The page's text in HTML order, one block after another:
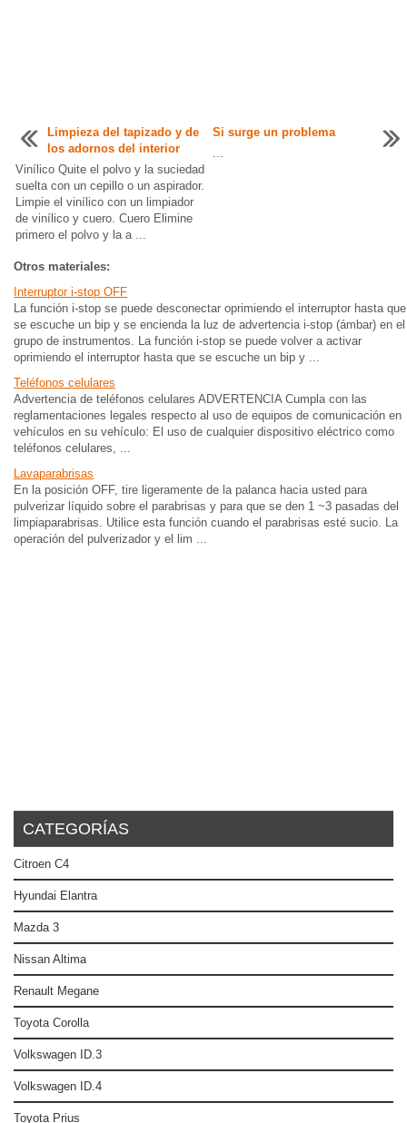
Limpieza del tapizado y de
los adornos del interior
Vinílico Quite el polvo y la suciedad
suelta con un cepillo o un aspirador.
Limpie el vinílico con un limpiador
de vinílico y cuero. Cuero Elimine
primero el polvo y la a ...
Si surge un problema
...
Otros materiales:
Interruptor i-stop OFF
La función i-stop se puede desconectar oprimiendo el interruptor hasta que
se escuche un bip y se encienda la luz de advertencia i-stop (ámbar) en el
grupo de instrumentos. La función i-stop se puede volver a activar
oprimiendo el interruptor hasta que se escuche un bip y ...
Teléfonos celulares
Advertencia de teléfonos celulares ADVERTENCIA Cumpla con las
reglamentaciones legales respecto al uso de equipos de comunicación en
vehículos en su vehículo: El uso de cualquier dispositivo eléctrico como
teléfonos celulares, ...
Lavaparabrisas
En la posición OFF, tire ligeramente de la palanca hacia usted para
pulverizar líquido sobre el parabrisas y para que se den 1 ~3 pasadas del
limpiaparabrisas. Utilice esta función cuando el parabrisas esté sucio. La
operación del pulverizador y el lim ...
CATEGORÍAS
Citroen C4
Hyundai Elantra
Mazda 3
Nissan Altima
Renault Megane
Toyota Corolla
Volkswagen ID.3
Volkswagen ID.4
Toyota Prius